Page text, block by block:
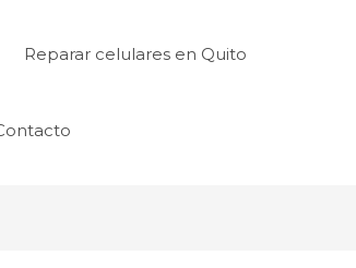
Reparar celulares en Quito